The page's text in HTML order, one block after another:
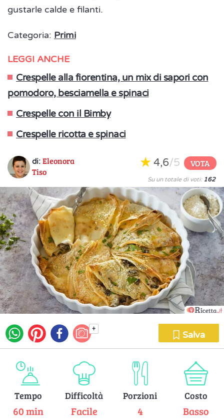
gustarle calde e filanti.
Categoria: Primi
LEGGI ANCHE
Crespelle alla fiorentina, un mix di sapori con
pomodoro, besciamella e spinaci
Crespelle con il Bimby
Crespelle ricotta e spinaci
di: Eleonora
Tiso
4,6/5 VOTA
Su un totale di voti: 162
+
Salva
Tempo
60 min
Difficoltà
Facile
Porzioni
4
Costo
Basso